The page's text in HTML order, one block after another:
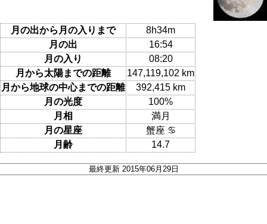
月の出から月の入りまで
8h34m
月の出
16:54
月の入り
08:20
月から太陽までの距離
147,119,102 km
月から地球の中心までの距離
392,415 km
月の光度
100%
月相
満月
月の星座
蟹座 ♋
月齢
14.7
最終更新 2015年06月29日